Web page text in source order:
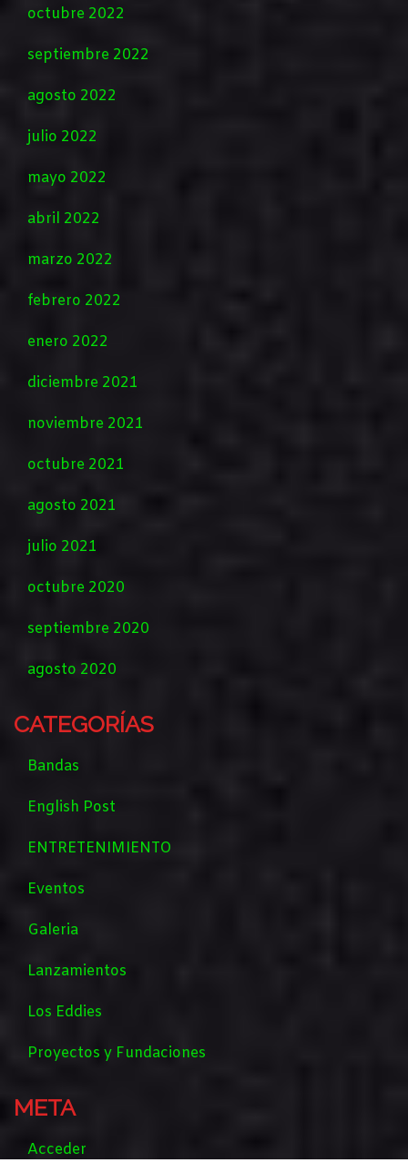
octubre 2022
septiembre 2022
agosto 2022
julio 2022
mayo 2022
abril 2022
marzo 2022
febrero 2022
enero 2022
diciembre 2021
noviembre 2021
octubre 2021
agosto 2021
julio 2021
octubre 2020
septiembre 2020
agosto 2020
CATEGORÍAS
Bandas
English Post
ENTRETENIMIENTO
Eventos
Galeria
Lanzamientos
Los Eddies
Proyectos y Fundaciones
META
Acceder